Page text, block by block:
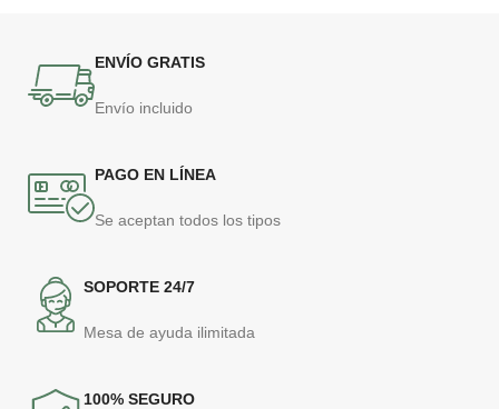
ENVÍO GRATIS
Envío incluido
PAGO EN LÍNEA
Se aceptan todos los tipos
SOPORTE 24/7
Mesa de ayuda ilimitada
100% SEGURO